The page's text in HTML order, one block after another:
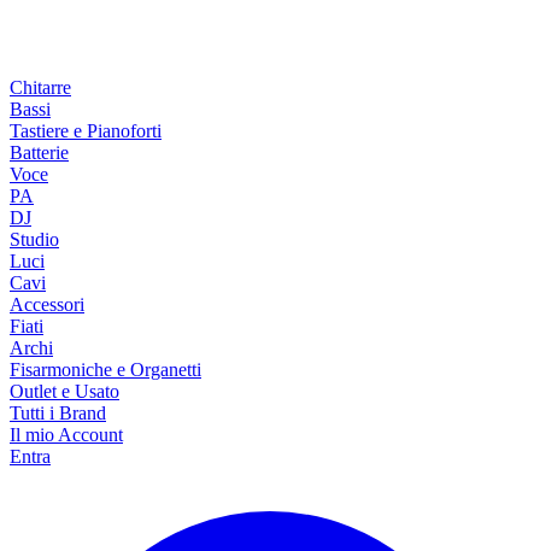
Chitarre
Bassi
Tastiere e Pianoforti
Batterie
Voce
PA
DJ
Studio
Luci
Cavi
Accessori
Fiati
Archi
Fisarmoniche e Organetti
Outlet e Usato
Tutti i Brand
Il mio Account
Entra